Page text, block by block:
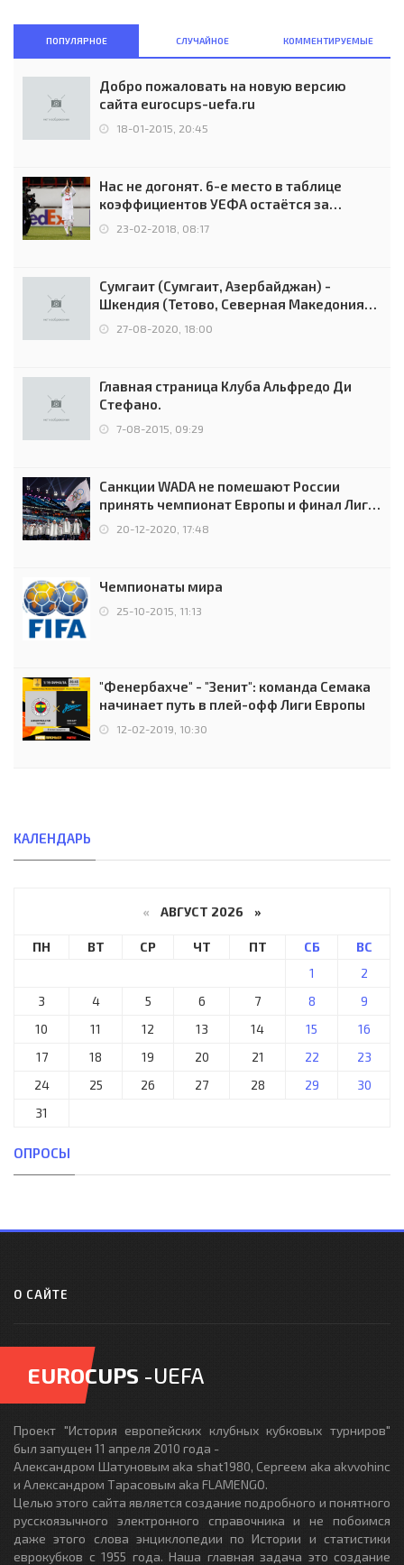
ПОПУЛЯРНОЕ СЛУЧАЙНОЕ КОММЕНТИРУЕМЫЕ
Добро пожаловать на новую версию
сайта eurocups-uefa.ru
18-01-2015, 20:45
Нас не догонят. 6-е место в таблице
коэффициентов УЕФА остаётся за
Россией
23-02-2018, 08:17
Сумгаит (Сумгаит, Азербайджан) -
Шкендия (Тетово, Северная Македония) -
0:2 (0:0)
27-08-2020, 18:00
Главная страница Клуба Альфредо Ди
Стефано.
7-08-2015, 09:29
Санкции WADA не помешают России
принять чемпионат Европы и финал Лиги
чемпионов.
20-12-2020, 17:48
Чемпионаты мира
25-10-2015, 11:13
"Фенербахче" - "Зенит": команда Семака
начинает путь в плей-офф Лиги Европы
12-02-2019, 10:30
КАЛЕНДАРЬ
« АВГУСТ 2026 »
ПН ВТ СР ЧТ ПТ СБ
ВС
1
2
3
4 5 6 7 8
9
10
11 12 13 14 15
16
17
18 19 20 21 22
23
24
25 26 27 28 29
30
31
ОПРОСЫ
О САЙТЕ
EUROCUPS -UEFA
Проект "История европейских клубных кубковых турниров"
был запущен 11 апреля 2010 года -
Александром Шатуновым aka shat1980, Сергеем aka akvvohinc
и Александром Тарасовым aka FLAMENGO.
Целью этого сайта является создание подробного и понятного
русскоязычного электронного справочника и не побоимся
даже этого слова энциклопедии по Истории и статистики
еврокубков с 1955 года. Наша главная задача это создание